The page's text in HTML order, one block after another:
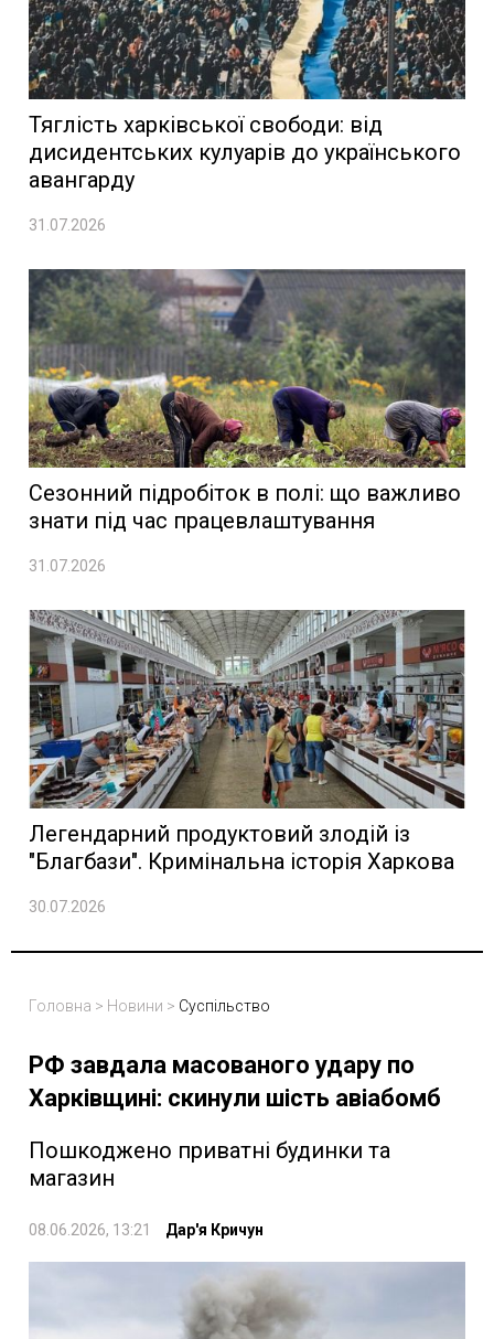
Тяглість харківської свободи: від
дисидентських кулуарів до українського
авангарду
31.07.2026
Сезонний підробіток в полі: що важливо
знати під час працевлаштування
31.07.2026
Легендарний продуктовий злодій із
"Благбази". Кримінальна історія Харкова
30.07.2026
Головна > Новини > Суспільство
РФ завдала масованого удару по
Харківщині: скинули шість авіабомб
Пошкоджено приватні будинки та
магазин
08.06.2026, 13:21 Дар'я Кричун